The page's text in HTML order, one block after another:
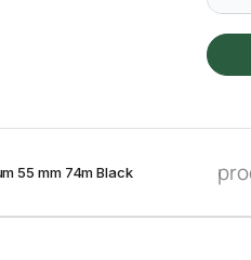
55 mm 74m Black